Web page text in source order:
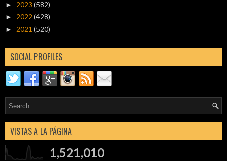
► 2023 (582)
► 2022 (428)
► 2021 (520)
SOCIAL PROFILES
VISTAS A LA PÁGINA
1,521,010